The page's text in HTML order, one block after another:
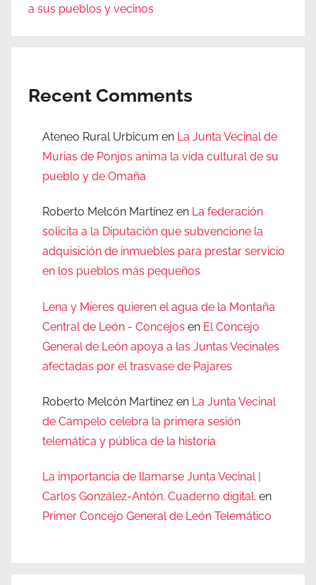
a sus pueblos y vecinos
Recent Comments
Ateneo Rural Urbicum en La Junta Vecinal de
Murias de Ponjos anima la vida cultural de su
pueblo y de Omaña
Roberto Melcón Martínez en La federación
solicita a la Diputación que subvencione la
adquisición de inmuebles para prestar servicio
en los pueblos más pequeños
Lena y Mieres quieren el agua de la Montaña
Central de León - Concejos en El Concejo
General de León apoya a las Juntas Vecinales
afectadas por el trasvase de Pajares
Roberto Melcón Martínez en La Junta Vecinal
de Campelo celebra la primera sesión
telemática y pública de la historia
La importancia de llamarse Junta Vecinal |
Carlos González-Antón. Cuaderno digital. en
Primer Concejo General de León Telemático